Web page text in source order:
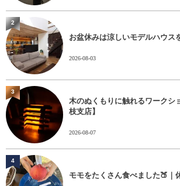
お盆休みは涼しいモデルハウス
2026-08-03
2
木のぬくもりに触れるワークシ
枝支店】
2026-08-07
3
モモをたくさん食べました🍑｜
4